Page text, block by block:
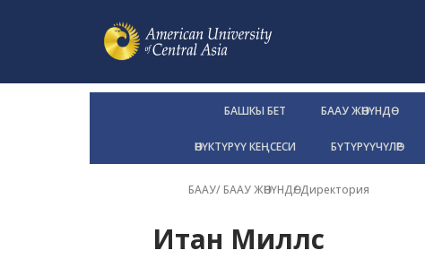
БАШКЫ БЕТ БААУ ЖӨНҮНДӨ
ӨНҮКТҮРҮҮ КЕҢСЕСИ БҮТҮРҮҮЧҮЛӨР
БААУ/БААУ ЖӨНҮНДӨ/Директория
Итан Миллс